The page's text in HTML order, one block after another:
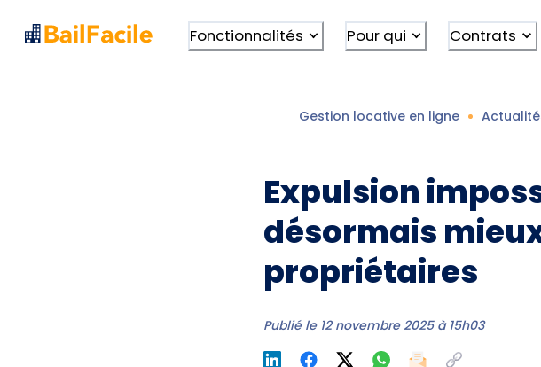
Fonctionnalités Pour qui Contrats
Gestion locative en ligne
Expulsion
désormais
propriétaires
Publié le 12 novembre 2025 à 15h03